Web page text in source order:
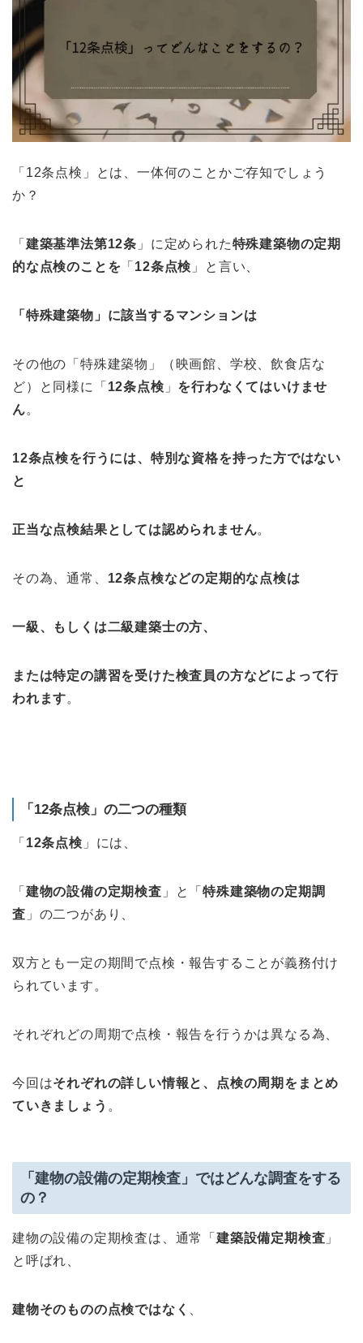
「12条点検」とは、一体何のことかご存知でしょう
か？
「 建築基準法第12条 」に定められた特殊建築物の定期
的な点検のことを 「 12条点検 」と言い、
「特殊建築物」に該当するマンションは
その他の「特殊建築物」（映画館、学校、飲食店な
ど）と同様に「 12条点検 」 を行わなくてはいけませ
ん。
12条点検を行うには、特別な資格を持った方ではない
と
正当な点検結果としては認められません。
その為、通常、 12条点検などの定期的な点検は
一級、もしくは二級建築士の方、
または特定の講習を受けた検査員の方などによって行
われます。
「12条点検」の二つの種類
「 12条点検 」には、
「 建物の設備の定期検査 」と「特殊建築物の定期調
査 」の二つがあり、
双方とも一定の期間で点検・報告することが義務付け
られています。
それぞれどの周期で点検・報告を行うかは異なる為、
今回はそれぞれの詳しい情報と、点検の周期をまとめ
ていきましょう 。
「建物の設備の定期検査」ではどんな調査をする
の？
建物の設備の定期検査は、通常「 建築設備定期検査 」
と呼ばれ、
建物そのものの点検ではなく